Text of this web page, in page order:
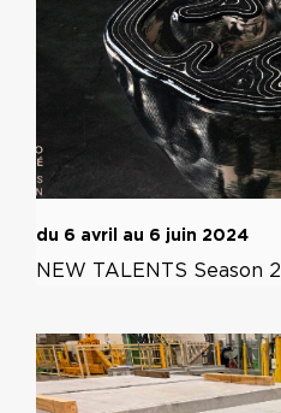
du 6 avril au 6 juin 2024
NEW TALENTS Season 2